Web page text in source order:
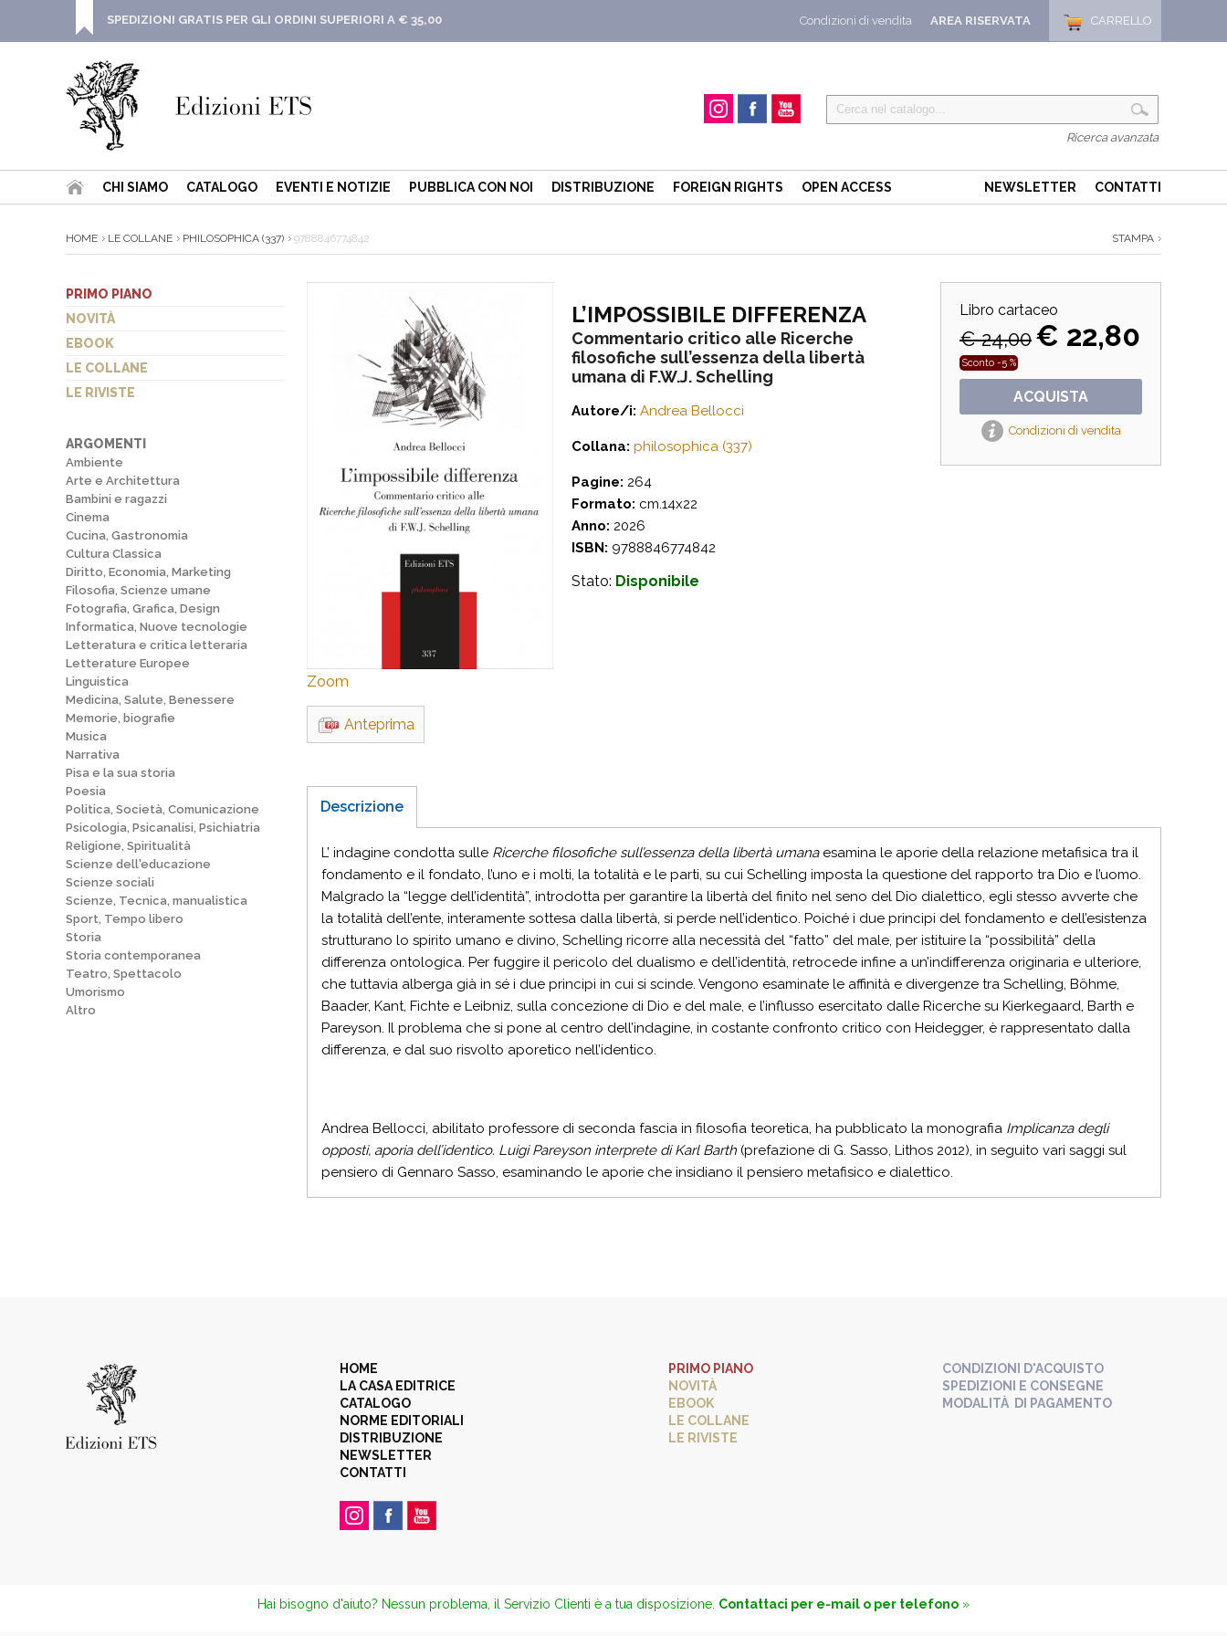
CARRELLO
AREA RISERVATA
Condizioni di vendita
SPEDIZIONI GRATIS PER GLI ORDINI SUPERIORI A € 35,00
Ricerca avanzata
CHI SIAMO CATALOGO EVENTI E NOTIZIE PUBBLICA CON NOI DISTRIBUZIONE FOREIGN RIGHTS OPEN ACCESS NEWSLETTER CONTATTI
HOME LE COLLANE PHILOSOPHICA (337) 9788846774842 STAMPA
PRIMO PIANO
NOVITÀ
EBOOK
LE COLLANE
LE RIVISTE
ARGOMENTI
Ambiente
Arte e Architettura
Bambini e ragazzi
Cinema
Cucina, Gastronomia
Cultura Classica
Diritto, Economia, Marketing
Filosofia, Scienze umane
Fotografia, Grafica, Design
Informatica, Nuove tecnologie
Letteratura e critica letteraria
Letterature Europee
Linguistica
Medicina, Salute, Benessere
Memorie, biografie
Musica
Narrativa
Pisa e la sua storia
Poesia
Politica, Società, Comunicazione
Psicologia, Psicanalisi, Psichiatria
Religione, Spiritualità
Scienze dell'educazione
Scienze sociali
Scienze, Tecnica, manualistica
Sport, Tempo libero
Storia
Storia contemporanea
Teatro, Spettacolo
Umorismo
Altro
Libro cartaceo
€ 24,00€ 22,80
Sconto -5 %
ACQUISTA
Condizioni di vendita
Zoom
L’IMPOSSIBILE DIFFERENZA
Commentario critico alle Ricerche
filosofiche sull’essenza della libertà
umana di F.W.J. Schelling
Autore/i: Andrea Bellocci
Collana: philosophica (337)
Pagine: 264
Formato: cm.14x22
Anno: 2026
ISBN: 9788846774842
Stato: Disponibile
Anteprima
Descrizione
L’ indagine condotta sulle Ricerche filosofiche sull’essenza della libertà umanaesamina le aporie della relazione metafisica tra il
fondamento e il fondato, l’uno e i molti, la totalità e le parti, su cui Schelling imposta la questione del rapporto tra Dio e l’uomo.
Malgrado la “legge dell’identità”, introdotta per garantire la libertà del finito nel seno del Dio dialettico, egli stesso avverte che
la totalità dell’ente, interamente sottesa dalla libertà, si perde nell’identico. Poiché i due principi del fondamento e dell’esistenza
strutturano lo spirito umano e divino, Schelling ricorre alla necessità del “fatto” del male, per istituire la “possibilità” della
differenza ontologica. Per fuggire il pericolo del dualismo e dell’identità, retrocede infine a un’indifferenza originaria e ulteriore,
che tuttavia alberga già in sé i due principi in cui si scinde. Vengono esaminate le affinità e divergenze tra Schelling, Böhme,
Baader, Kant, Fichte e Leibniz, sulla concezione di Dio e del male, e l’influsso esercitato dalle Ricerche su Kierkegaard, Barth e
Pareyson. Il problema che si pone al centro dell’indagine, in costante confronto critico con Heidegger, è rappresentato dalla
differenza, e dal suo risvolto aporetico nell’identico.
Andrea Bellocci, abilitato professore di seconda fascia in filosofia teoretica, ha pubblicato la monografia Implicanza degli
opposti, aporia dell’identico. Luigi Pareyson interprete di Karl Barth (prefazione di G. Sasso, Lithos 2012), in seguito vari saggi sul
pensiero di Gennaro Sasso, esaminando le aporie che insidiano il pensiero metafisico e dialettico.
HOME
LA CASA EDITRICE
CATALOGO
NORME EDITORIALI
DISTRIBUZIONE
NEWSLETTER
CONTATTI
PRIMO PIANO
NOVITÀ
EBOOK
LE COLLANE
LE RIVISTE
CONDIZIONI D'ACQUISTO
SPEDIZIONI E CONSEGNE
MODALITÀ DI PAGAMENTO
Hai bisogno d'aiuto? Nessun problema, il Servizio Clienti è a tua disposizione. Contattaci per e-mail o per telefono »